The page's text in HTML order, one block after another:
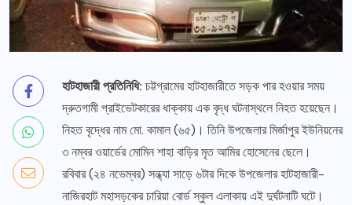
হাটহাজারী প্রতিনিধি: চট্টগ্রামের হাটহাজারীতে সড়ক পার হওয়ার সময়
দ্রুতগামী প্রাইভেটকারের ধাক্কায় এক বৃদ্ধ ঘটনাস্থলে নিহত হয়েছেন।
নিহত বৃদ্ধের নাম মো. কামাল (৬৫)। তিনি উপজেলার মির্জাপুর ইউনিয়নের
৩ নম্বর ওয়ার্ডের মোমিন শাহা বাড়ির মৃত আমির হোসেনের ছেলে।
রবিবার (২৪ নভেম্বর) সন্ধ্যা সাড়ে ৬টার দিকে উপজেলার হাটহাজারী-
নাজিরহাট মহাসড়কের চারিয়া বোর্ড স্কুল এলাকায় এই দুর্ঘটনাটি ঘটে।